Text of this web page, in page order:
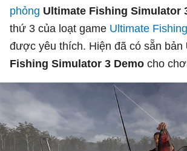
phỏng Ultimate Fishing Simulator
thứ 3 của loạt game Ultimate
được yêu thích. Hiện đã có sẵn bản
Fishing Simulator 3 Demo cho